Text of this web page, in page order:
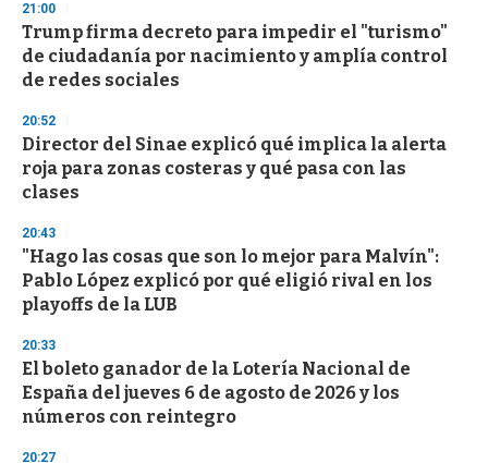
21:00
Trump firma decreto para impedir el "turismo"
de ciudadanía por nacimiento y amplía control
de redes sociales
20:52
Director del Sinae explicó qué implica la alerta
roja para zonas costeras y qué pasa con las
clases
20:43
"Hago las cosas que son lo mejor para Malvín":
Pablo López explicó por qué eligió rival en los
playoffs de la LUB
20:33
El boleto ganador de la Lotería Nacional de
España del jueves 6 de agosto de 2026 y los
números con reintegro
20:27